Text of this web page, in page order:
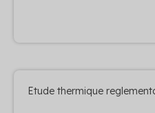
Etude thermique